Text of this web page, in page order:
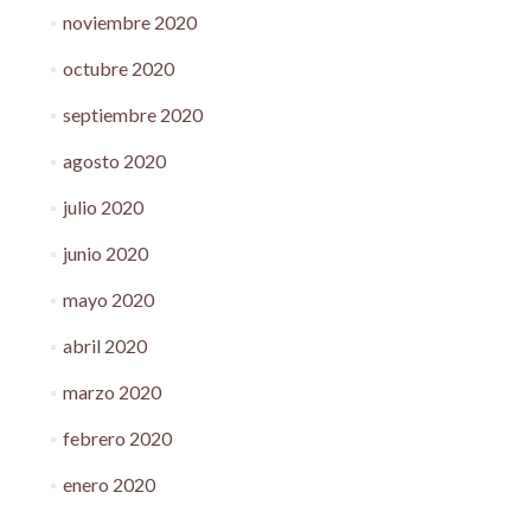
noviembre 2020
octubre 2020
septiembre 2020
agosto 2020
julio 2020
junio 2020
mayo 2020
abril 2020
marzo 2020
febrero 2020
enero 2020